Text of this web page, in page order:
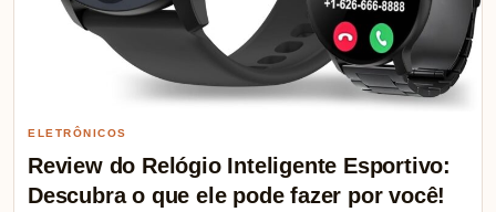
ELETRÔNICOS
Review do Relógio Inteligente Esportivo:
Descubra o que ele pode fazer por você!